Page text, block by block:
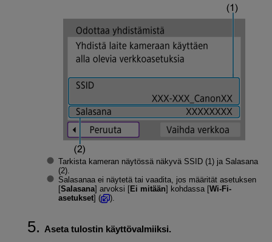
Tarkista kameran näytössä näkyvä SSID(1) ja Salasana
(2).
Salasanaa ei näytetä tai vaadita, jos määrität asetuksen
[Salasana] arvoksi [Ei mitään] kohdassa [Wi-Fi-
asetukset] ( ).
Aseta tulostin käyttövalmiiksi.